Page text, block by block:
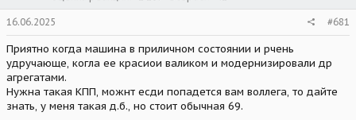
16.06.2025 #681
Приятно когда машина в приличном состоянии и рчень
удручающе, когла ее красиои валиком и модернизировали др
агрегатами.
Нужна такая КПП, можнт есди попадется вам воллега, то дайте
знать, у меня такая д.б., но стоит обычная 69.